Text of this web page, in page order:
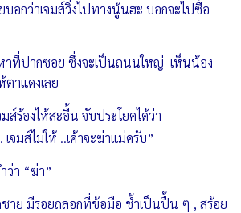
บอกว่าเจมส์วิ่งไปทางนู้นฮะ บอกจะไปซื้อ
าที่ปากซอย ซึ่งจะเป็นถนนใหญ่ เห็นน้อง
ตาแดงเลย
มส์ร้องไห้สะอื้น จับประโยคได้ว่า
เจมส์ไม่ให้ ..เค้าจะฆ่าแม่ครับ”
ว่า “ฆ่า”
าย มีรอยถลอกที่ข้อมือ ช้ำเป็นปื้น ๆ , สร้อย